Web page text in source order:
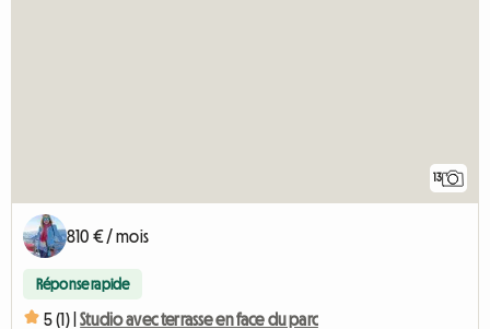
13
810 € / mois
Réponse rapide
5 (1) | Studio avec terrasse en face du parc